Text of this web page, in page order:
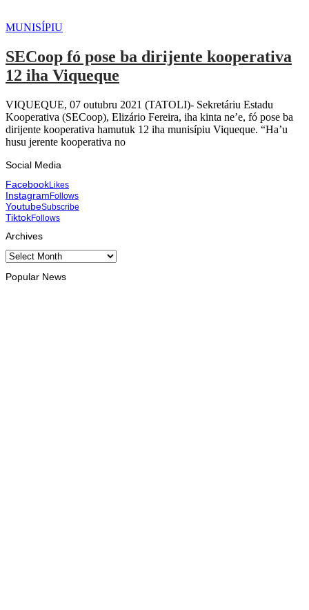
MUNISÍPIU
SECoop fó pose ba dirijente kooperativa
12 iha Viqueque
VIQUEQUE, 07 outubru 2021 (TATOLI)- Sekretáriu Estadu
Kooperativa (SECoop), Elizário Fereira, iha kinta ne’e, fó pose ba
dirijente kooperativa hamutuk 12 iha munisípiu Viqueque. “Ha’u
husu jerente kooperativa no
Social Media
FacebookLikes
InstagramFollows
YoutubeSubscribe
TiktokFollows
Archives
Archives
Popular News